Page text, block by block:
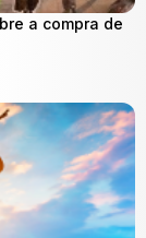
a compra de